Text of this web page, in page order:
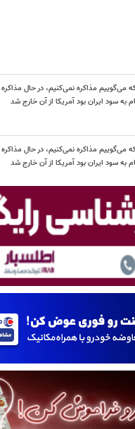
می‌گوییم مذاکره نمی‌کنیم، در حال
به سود ایران بود آمریکا از آن خارج شد
می‌گوییم مذاکره نمی‌کنیم، در حال
به سود ایران بود آمریکا از آن خارج شد